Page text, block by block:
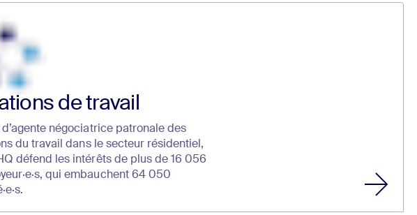
de travail
négociatrice patronale des
du travail dans le secteur résidentiel,
défend les intérêts de plus de 16 056
qui embauchent 64 050